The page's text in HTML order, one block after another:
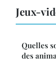
Jeux-
Quelles
des